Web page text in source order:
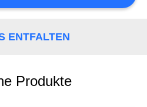
ENTFALTEN
Produkte